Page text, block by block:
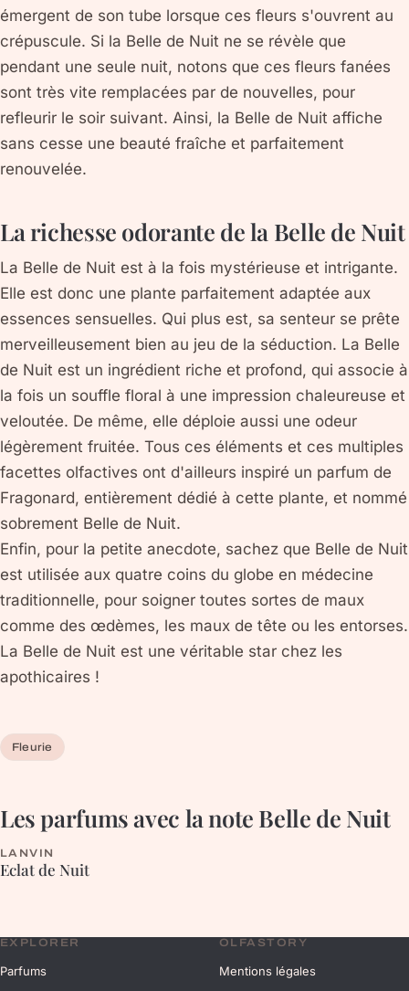
émergent de son tube lorsque ces fleurs s'ouvrent au
crépuscule. Si la Belle de Nuit ne se révèle que
pendant une seule nuit, notons que ces fleurs fanées
sont très vite remplacées par de nouvelles, pour
refleurir le soir suivant. Ainsi, la Belle de Nuit affiche
sans cesse une beauté fraîche et parfaitement
renouvelée.
La richesse odorante de la Belle de Nuit
La Belle de Nuit est à la fois mystérieuse et intrigante.
Elle est donc une plante parfaitement adaptée aux
essences sensuelles. Qui plus est, sa senteur se prête
merveilleusement bien au jeu de la séduction. La Belle
de Nuit est un ingrédient riche et profond, qui associe à
la fois un souffle floral à une impression chaleureuse et
veloutée. De même, elle déploie aussi une odeur
légèrement fruitée. Tous ces éléments et ces multiples
facettes olfactives ont d'ailleurs inspiré un parfum de
Fragonard, entièrement dédié à cette plante, et nommé
sobrement Belle de Nuit.
Enfin, pour la petite anecdote, sachez que Belle de Nuit
est utilisée aux quatre coins du globe en médecine
traditionnelle, pour soigner toutes sortes de maux
comme des œdèmes, les maux de tête ou les entorses.
La Belle de Nuit est une véritable star chez les
apothicaires !
Fleurie
Les parfums avec la note Belle de Nuit
FLEURIE
LANVIN
Eclat de Nuit
EXPLORER
Parfums
OLFASTORY
Mentions légales